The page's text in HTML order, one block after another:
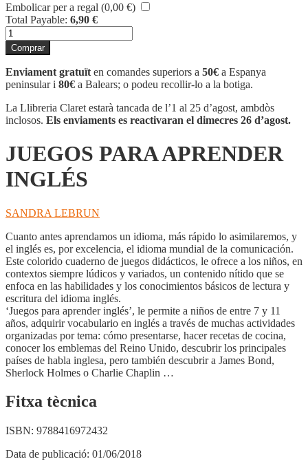
Embolicar per a regal (0,00 €)
Total Payable: 6,90 €
quantitat
de
JUEGOS
PARA
APRENDER
INGLÉS
Comprar
Enviament gratuït en comandes superiors a 50€ a Espanya
peninsular i 80€ a Balears; o podeu recollir-lo a la botiga.
La Llibreria Claret estarà tancada de l’1 al 25 d’agost, ambdòs
inclosos. Els enviaments es reactivaran el dimecres 26 d’agost.
JUEGOS PARA APRENDER
INGLÉS
SANDRA LEBRUN
Cuanto antes aprendamos un idioma, más rápido lo asimilaremos, y
el inglés es, por excelencia, el idioma mundial de la comunicación.
Este colorido cuaderno de juegos didácticos, le ofrece a los niños, en
contextos siempre lúdicos y variados, un contenido nítido que se
enfoca en las habilidades y los conocimientos básicos de lectura y
escritura del idioma inglés.
‘Juegos para aprender inglés’, le permite a niños de entre 7 y 11
años, adquirir vocabulario en inglés a través de muchas actividades
organizadas por tema: cómo presentarse, hacer recetas de cocina,
conocer los emblemas del Reino Unido, descubrir los principales
países de habla inglesa, pero también descubrir a James Bond,
Sherlock Holmes o Charlie Chaplin …
Fitxa tècnica
ISBN: 9788416972432
Data de publicació: 01/06/2018